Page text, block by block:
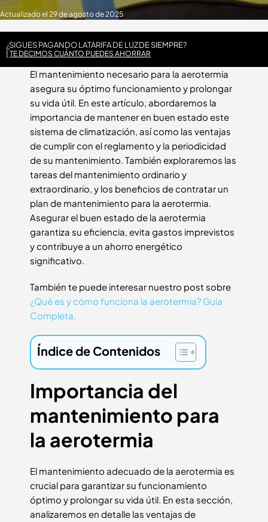
2024
Actualizado el 29 de agosto de 2025
¿SIGUES PAGANDO LATARIFA DE LUZDE SIEMPRE?
TE DECIMOS CUÁNTO PUEDES AHORRAR
El mantenimiento necesario para la aerotermia
asegura su óptimo funcionamiento y prolongar
su vida útil. En este artículo, abordaremos la
importancia de mantener en buen estado este
sistema de climatización, así como las ventajas
de cumplir con el reglamento y la periodicidad
de su mantenimiento. También exploraremos las
tareas del mantenimiento ordinario y
extraordinario, y los beneficios de contratar un
plan de mantenimiento para la aerotermia.
Asegurar el buen estado de la aerotermia
garantiza su eficiencia, evita gastos imprevistos
y contribuye a un ahorro energético
significativo.
También te puede interesar nuestro post sobre
¿Qué es y cómo funciona la aerotermia? Guía
Completa.
Índice de Contenidos
Importancia del
mantenimiento para
la aerotermia
El mantenimiento adecuado de la aerotermia es
crucial para garantizar su funcionamiento
óptimo y prolongar su vida útil. En esta sección,
analizaremos en detalle las ventajas de